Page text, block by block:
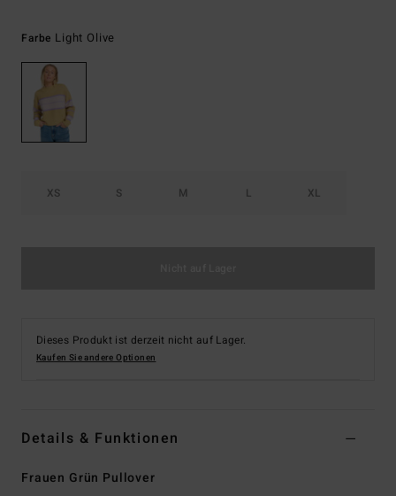
Farbe Light Olive
XS S M L XL
Dieses Produkt ist derzeit nicht auf Lager.
Kaufen Sie andere Optionen
Details & Funktionen
Frauen Grün Pullover